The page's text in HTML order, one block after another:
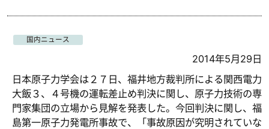
国内ニュース
2014年5月29日
日本原子力学会は２７日、福井地方裁判所による関西電力
大飯３、４号機の運転差止め判決に関し、原子力技術の専
門家集団の立場から見解を発表した。今回判決に関し、福
島第一原子力発電所事故で、「事故原因が究明されていな